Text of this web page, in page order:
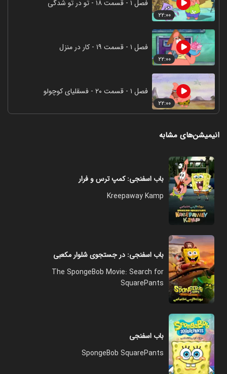
۲۲:۰۰
فصل ۱ - قسمت ۱۸ - تو در تو شدگی
۲۲:۰۰
فصل ۱ - قسمت ۱۹ - کار در منزل
۲۲:۰۰
فصل ۱ - قسمت ۲۰ - فسقلیای کوچولو
انیمیشن‌های مشابه
باب اسفنجی: کمپ ترس و فرار
Kreepaway Kamp
باب اسفنجی: در جستجوی شلوار مکعبی
The SpongeBob Movie: Search for
SquarePants
باب اسفنجی
SpongeBob SquarePants